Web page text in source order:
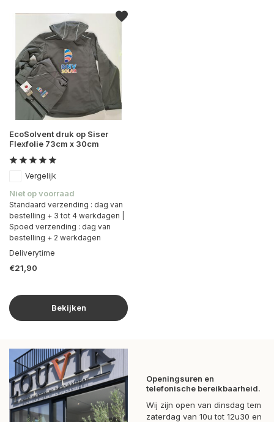
EcoSolvent druk op Siser
Flexfolie 73cm x 30cm
Vergelijk
Niet op voorraad
Standaard verzending : dag van
bestelling + 3 tot 4 werkdagen |
Spoed verzending : dag van
bestelling + 2 werkdagen
Deliverytime
€21,90
Bekijken
Openingsuren en
telefonische bereikbaarheid.
Wij zijn open van dinsdag tem
zaterdag van 10u tot 12u30 en